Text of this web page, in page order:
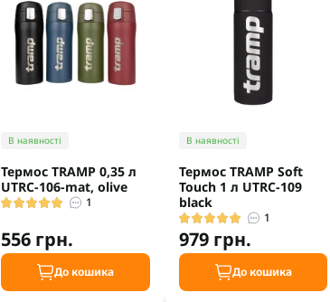
В наявності
Термос TRAMP 0,35 л
UTRC-106-mat, olive
1
556 грн.
До кошика
В наявності
Термос TRAMP Soft
Touch 1 л UTRC-109
black
1
979 грн.
До кошика